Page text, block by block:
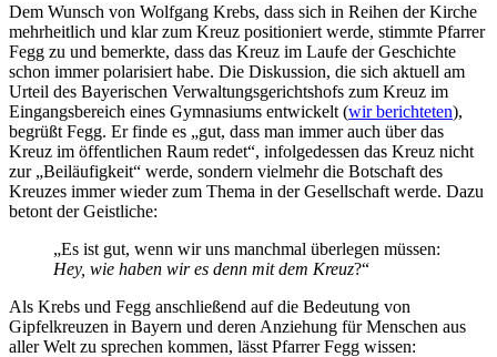
Dem Wunsch von Wolfgang Krebs, dass sich in Reihen der Kirche
mehrheitlich und klar zum Kreuz positioniert werde, stimmte Pfarrer
Fegg zu und bemerkte, dass das Kreuz im Laufe der Geschichte
schon immer polarisiert habe. Die Diskussion, die sich aktuell am
Urteil des Bayerischen Verwaltungsgerichtshofs zum Kreuz im
Eingangsbereich eines Gymnasiums entwickelt (wir berichteten),
begrüßt Fegg. Er finde es „gut, dass man immer auch über das
Kreuz im öffentlichen Raum redet“, infolgedessen das Kreuz nicht
zur „Beiläufigkeit“ werde, sondern vielmehr die Botschaft des
Kreuzes immer wieder zum Thema in der Gesellschaft werde. Dazu
betont der Geistliche:
„Es ist gut, wenn wir uns manchmal überlegen müssen:
Hey, wie haben wir es denn mit dem Kreuz?“
Als Krebs und Fegg anschließend auf die Bedeutung von
Gipfelkreuzen in Bayern und deren Anziehung für Menschen aus
aller Welt zu sprechen kommen, lässt Pfarrer Fegg wissen: